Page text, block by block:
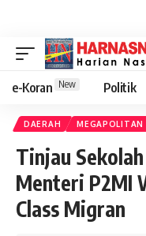
e-Koran New Politik
DAERAH MEGAPOLITAN
Tinjau
Menteri P2MI
Class Migran